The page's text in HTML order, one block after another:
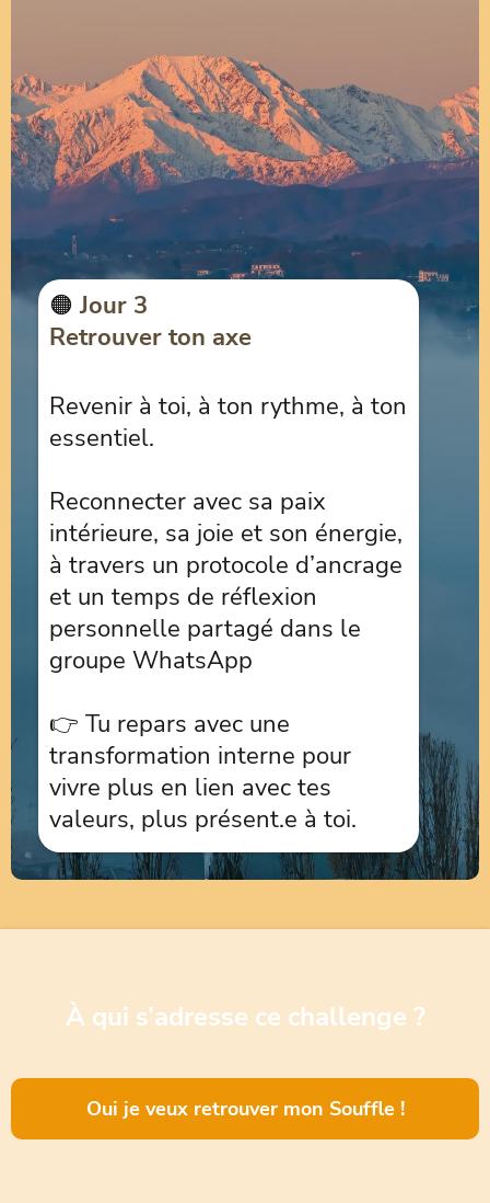
🟠Jour 3
Retrouver ton axe
Revenir à toi, à ton rythme, à ton
essentiel.
Reconnecter avec sa paix
intérieure, sa joie et son énergie,
à travers un protocole d’ancrage
et un temps de réflexion
personnelle partagé dans le
groupe WhatsApp
👉 Tu repars avec une
transformation interne pour
vivre plus en lien avec tes
valeurs, plus présent.e à toi.
À qui s’adresse ce challenge ?
Oui je veux retrouver mon Souffle !